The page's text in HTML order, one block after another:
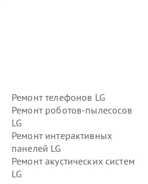
Ремонт телефонов LG
Ремонт роботов-пылесосов
LG
Ремонт интерактивных
панелей LG
Ремонт акустических систем
LG